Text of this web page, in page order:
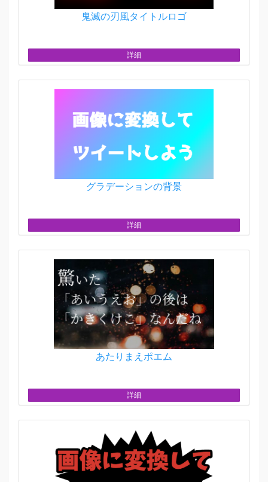
鬼滅の刃風タイトルロゴ
詳細
グラデーションの背景
詳細
あたりまえポエム
詳細